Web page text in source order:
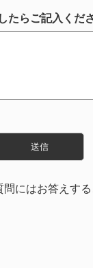
らご記入くださ
にはお答えする